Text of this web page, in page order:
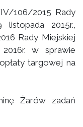
106/2015 Rady
2015r.,
Rady Miejskiej
w sprawie
targowej na
Żarów zadań